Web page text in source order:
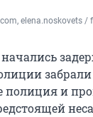
elena.noskovets /
забрали
полиция и